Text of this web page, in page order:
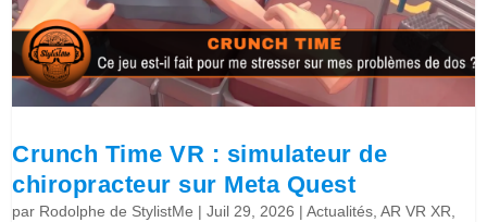
Crunch Time VR : simulateur de
chiropracteur sur Meta Quest
par Rodolphe de StylistMe |Juil 29, 2026 |Actualités,AR VR XR,